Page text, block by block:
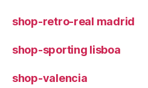
shop-retro-real madrid
shop-sporting lisboa
shop-valencia